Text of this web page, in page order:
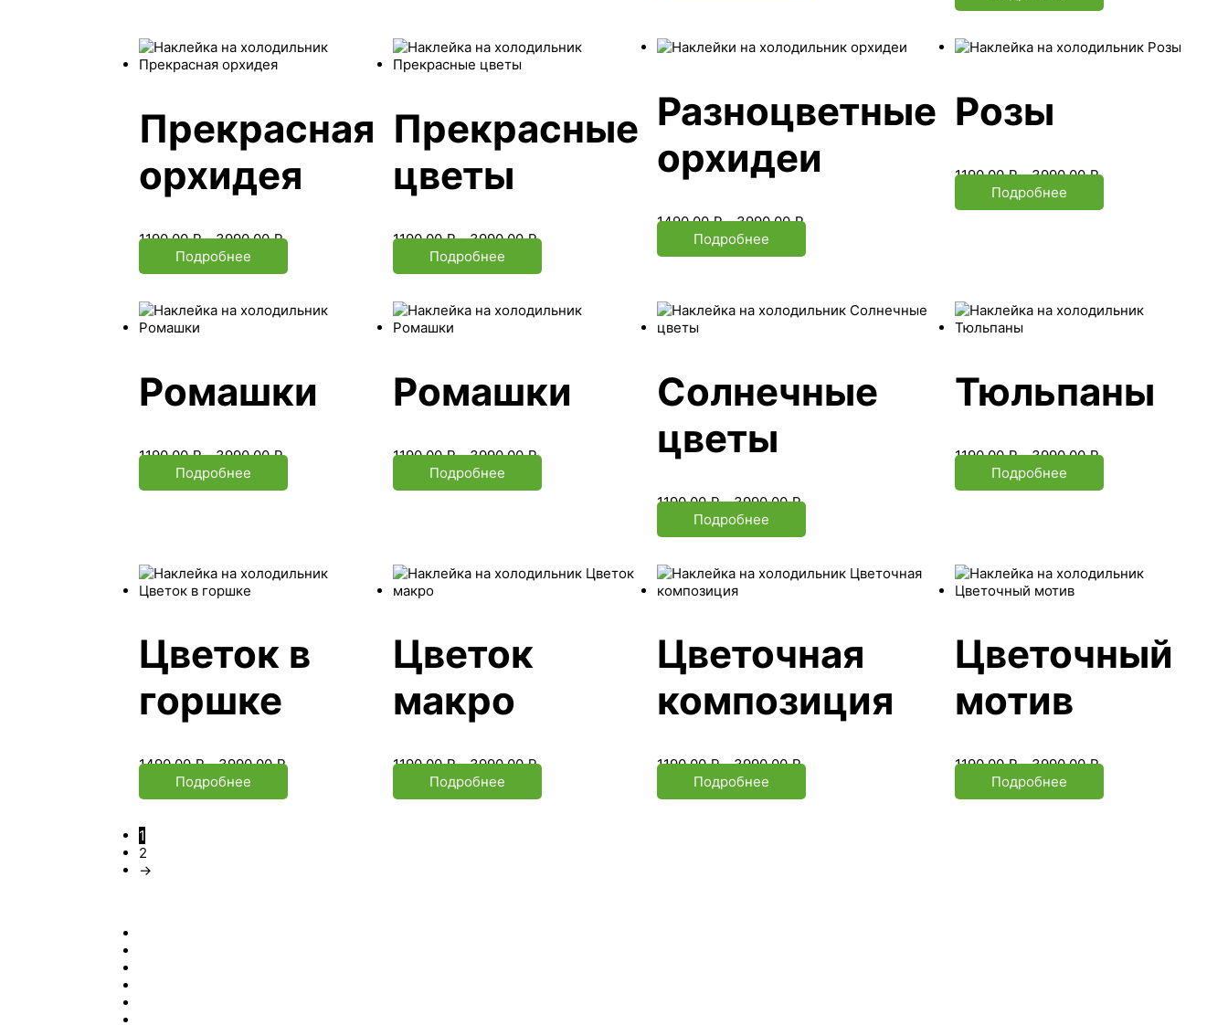
Прекрасная
орхидея
1190.00₽–3990.00₽
Подробнее
Прекрасные
цветы
1190.00₽–3990.00₽
Подробнее
Разноцветные
орхидеи
1490.00₽–3990.00₽
Подробнее
Розы
1190.00₽–3990.00₽
Подробнее
Ромашки
1190.00₽–3990.00₽
Подробнее
Ромашки
1190.00₽–3990.00₽
Подробнее
Солнечные
цветы
1190.00₽–3990.00₽
Подробнее
Тюльпаны
1190.00₽–3990.00₽
Подробнее
Цветок в
горшке
1490.00₽–3990.00₽
Подробнее
Цветок
макро
1190.00₽–3990.00₽
Подробнее
Цветочная
композиция
1190.00₽–3990.00₽
Подробнее
Цветочный
мотив
1190.00₽–3990.00₽
Подробнее
1
2
→